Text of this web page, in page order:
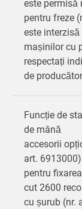
este permisă
pentru freze
este
mașinilor cu
respectați
de
Funcție de
de mână
accesorii
art.
pentru
cut 2600
cu șurub (nr.